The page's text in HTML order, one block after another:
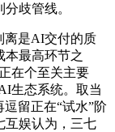
歧管线。
是AI交付的质
本最高环节之
在个至关主要
生态系统。取当
留正在“试水”阶
互娱认为，三七